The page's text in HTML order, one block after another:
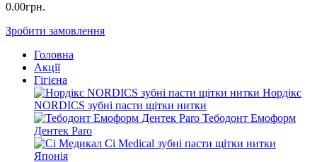
0.00грн.
Зробити замовлення
Головна
Акції
Гігієна
Нордікс
NORDICS зубні пасти щітки нитки
Тебодонт Емоформ
Дентек Paro